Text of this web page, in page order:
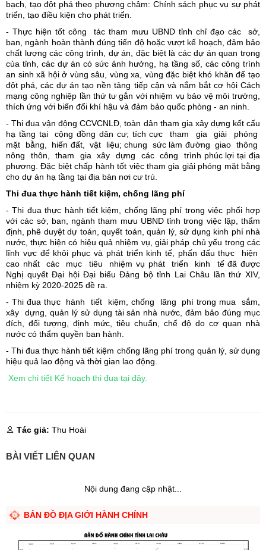
bạch, tạo đột phá theo phương châm: Chính sách phục vụ sự phát
triển, tạo điều kiện cho phát triển.
- Thực hiện tốt công tác tham mưu UBND tỉnh chỉ đạo các sở,
ban, ngành hoàn thành đúng tiến độ hoặc vượt kế hoạch, đảm bảo
chất lượng các công trình, dự án, đặc biệt là các dự án quan trọng
của tỉnh, các dự án có sức ảnh hưởng, hạ tầng số, các công trình
an sinh xã hội ở vùng sâu, vùng xa, vùng đặc biệt khó khăn để tạo
đột phá, các dự án tạo nền tảng tiếp cận và nắm bắt cơ hội Cách
mạng công nghiệp lần thứ tư gắn với nhiệm vụ bảo vệ môi trường,
thích ứng với biến đổi khí hậu và đảm bảo quốc phòng - an ninh.
- Thi đua vận động CCVCNLĐ, toàn dân tham gia xây dựng kết cấu
hạ tầng tại cộng đồng dân cư; tích cực tham gia giải phóng
mặt bằng, hiến đất, vật liệu; chung sức làm đường giao thông
nông thôn, tham gia xây dựng các công trình phúc lợi tại địa
phương. Đặc biệt chấp hành tốt việc tham gia giải phóng mặt bằng
cho dự án hạ tầng tại địa bàn nơi cư trú.
Thi đua thực hành tiết kiệm, chống lãng phí
- Thi đua thực hành tiết kiệm, chống lãng phí trong việc phối hợp
với các sở, ban, ngành tham mưu UBND tỉnh trong việc lập, thẩm
định, phê duyệt dự toán, quyết toán, quản lý, sử dụng kinh phí nhà
nước, thực hiện có hiệu quả nhiệm vụ, giải pháp chủ yếu trong các
lĩnh vực để khôi phục và phát triển kinh tế, phấn đấu thực hiện
cao nhất các mục tiêu nhiệm vụ phát triển kinh tế đã được
Nghị quyết Đại hội Đại biểu Đảng bộ tỉnh Lai Châu lần thứ XIV,
nhiệm kỳ 2020-2025 đề ra.
- Thi đua thực hành tiết kiệm, chống lãng phí trong mua sắm,
xây dựng, quản lý sử dụng tài sản nhà nước, đảm bảo đúng mục
đích, đối tượng, định mức, tiêu chuẩn, chế độ do cơ quan nhà
nước có thẩm quyền ban hành.
- Thi đua thực hành tiết kiệm chống lãng phí trong quản lý, sử dụng
hiệu quả lao động và thời gian lao động.
Xem chi tiết Kế hoạch thi đua tại đây.
Tác giả: Thu Hoài
BÀI VIẾT LIÊN QUAN
Nội dung đang cập nhật...
BẢN ĐỒ ĐỊA GIỚI HÀNH CHÍNH